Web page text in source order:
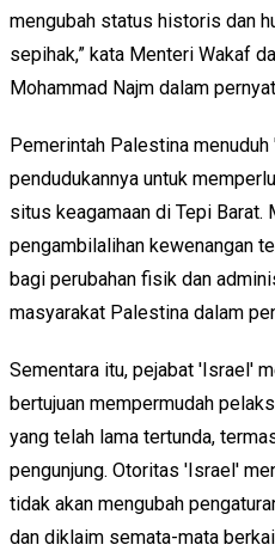
mengubah status historis dan
sepihak,” kata Menteri Wakaf
Mohammad Najm dalam
Pemerintah Palestina
pendudukannya untuk
situs keagamaan di Tepi Barat.
pengambilalihan kewenangan
bagi perubahan fisik dan
masyarakat Palestina dalam
Sementara itu, pejabat 'Israel'
bertujuan mempermudah
yang telah lama tertunda,
pengunjung. Otoritas 'Israel'
tidak akan mengubah
dan diklaim semata-mata